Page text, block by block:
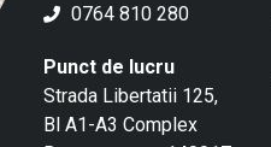
0764 810 280
Punct de lucru
Strada Libertatii 125,
Bl A1-A3 Complex